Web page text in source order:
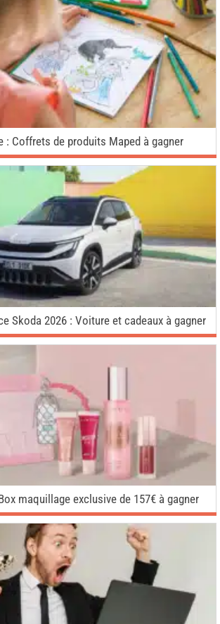
: Coffrets de produits Maped à gagner
Skoda 2026 : Voiture et cadeaux à gagner
maquillage exclusive de 157€ à gagner